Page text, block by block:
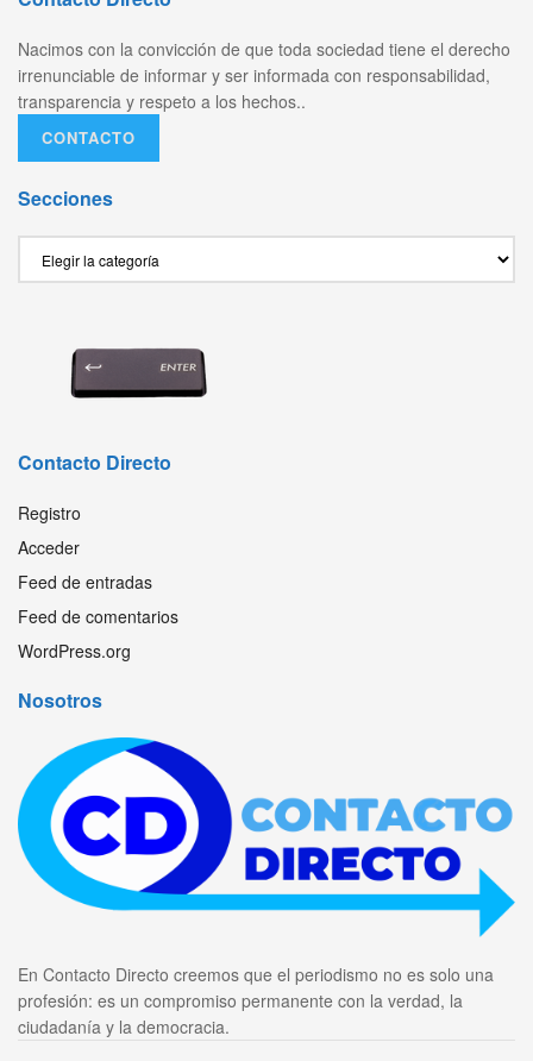
Nacimos con la convicción de que toda sociedad tiene el derecho
irrenunciable de informar y ser informada con responsabilidad,
transparencia y respeto a los hechos..
CONTACTO
Secciones
Contacto Directo
Registro
Acceder
Feed de entradas
Feed de comentarios
WordPress.org
Nosotros
En Contacto Directo creemos que el periodismo no es solo una
profesión: es un compromiso permanente con la verdad, la
ciudadanía y la democracia.